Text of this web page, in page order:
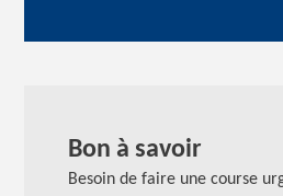
Bon à savoir
Besoin de faire une course